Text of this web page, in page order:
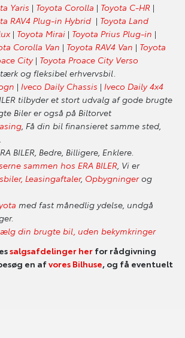
Yaris | Toyota Corolla | Toyota C-HR |
RAV4 Plug-in Hybrid | Toyota Land
| Toyota Mirai | Toyota Prius Plug-in |
Corolla Van | Toyota RAV4 Van | Toyota
City | Toyota Proace City Verso
og fleksibel erhvervsbil.
| Iveco Daily Chassis | Iveco Daily 4x4
tilbyder et stort udvalg af gode brugte
Biler er også på Biltorvet
, Få din bil finansieret samme sted,
BILER, Bedre, Billigere, Enklere.
sammen hos ERA BILER , Vi er
Leasingaftaler, Opbygningerog
med fast månedlig ydelse, undgå
din brugte bil, uden bekymkringer
salgsafdelinger her for rådgivning
en afvores Bilhuse, og få eventuelt